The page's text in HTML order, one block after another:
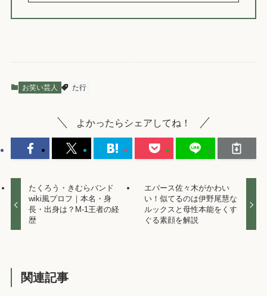
お笑い芸人 た行
よかったらシェアしてね！
たくろう・きむらバンド
wiki風プロフ｜本名・身
長・出身は？M-1王者の経
歴
エバース佐々木がかわい
い！似てるのは伊野尾慧な
ルックスと母性本能をくす
ぐる素顔を解説
関連記事